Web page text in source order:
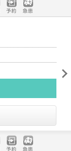
予約 急患